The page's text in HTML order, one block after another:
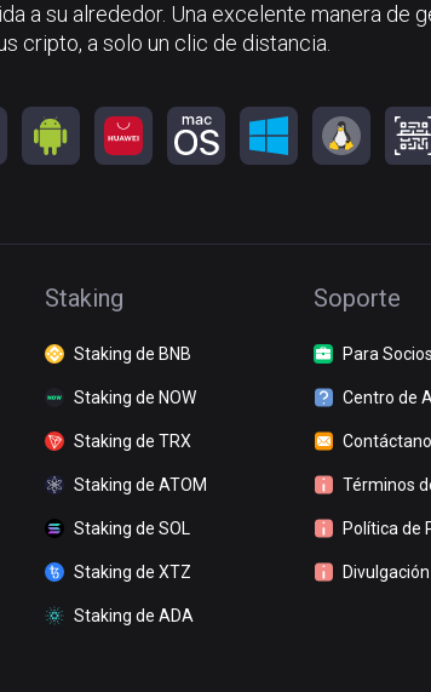
a su alrededor. Una excelente manera de
cripto, a solo un clic de distancia.
Staking
Staking de BNB
Staking de NOW
Staking de TRX
Staking de ATOM
Staking de SOL
Staking de XTZ
Staking de ADA
Soporte
Para Socios
Centro de
Términos
Política de